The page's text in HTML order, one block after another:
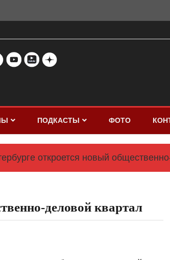
ПОДКАСТЫ ФОТО
откроется новый
деловой квартал